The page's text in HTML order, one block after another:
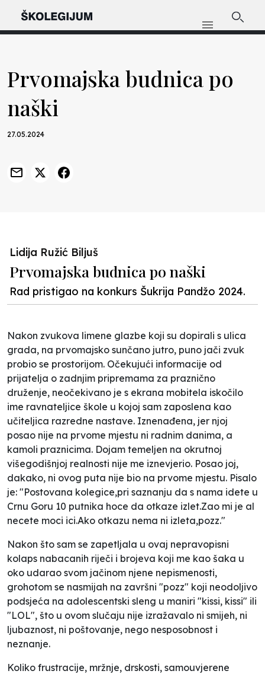
Prvomajska budnica po
naški
27.05.2024
Lidija Ružić Biljuš
Prvomajska budnica po naški
Rad pristigao na konkurs Šukrija Pandžo 2024.
Nakon zvukova limene glazbe koji su dopirali s ulica
grada, na prvomajsko sunčano jutro, puno jači zvuk
probio se prostorijom. Očekujući informacije od
prijatelja o zadnjim pripremama za praznično
druženje, neočekivano je s ekrana mobitela iskočilo
ime ravnateljice škole u kojoj sam zaposlena kao
učiteljica razredne nastave. Iznenađena, jer njoj
posao nije na prvome mjestu ni radnim danima, a
kamoli praznicima. Dojam temeljen na okrutnoj
višegodišnjoj realnosti nije me iznevjerio. Posao joj,
dakako, ni ovog puta nije bio na prvome mjestu. Pisalo
je: "Postovana kolegice,pri saznanju da s nama idete u
Crnu Goru 10 putnika hoce da otkaze izlet.Zao mi je al
necete moci ici.Ako otkazu nema ni izleta,pozz."
Nakon što sam se zapetljala u ovaj nepravopisni
kolaps nabacanih riječi i brojeva koji me kao šaka u
oko udarao svom jačinom njene nepismenosti,
grohotom se nasmijah na završni "pozz" koji neodoljivo
podsjeća na adolescentski sleng u maniri "kissi, kissi" ili
"LOL", što u ovom slučaju nije izražavalo ni smijeh, ni
ljubaznost, ni poštovanje, nego nesposobnost i
neznanje.
Koliko frustracije, mržnje, drskosti, samouvjerene